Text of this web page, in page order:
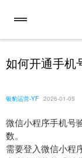
如何开通手机
银豹运营-YF 2026-01-05
微信小程序手机号
数。
需要登入微信小程